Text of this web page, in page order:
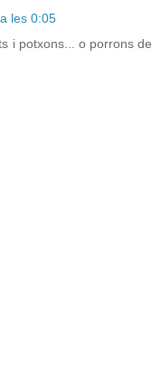
les 0:05
i potxons... o porrons de